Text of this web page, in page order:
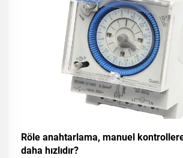
Röle anahtarlama, manuel
daha hızlıdır?